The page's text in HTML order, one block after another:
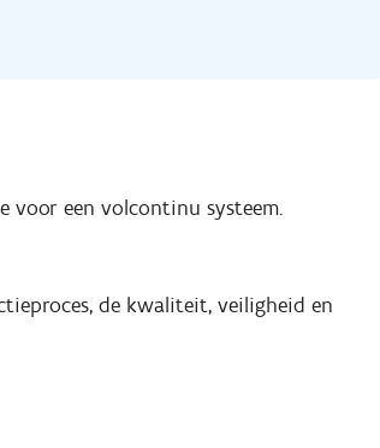
voor een volcontinu systeem.
de kwaliteit, veiligheid en